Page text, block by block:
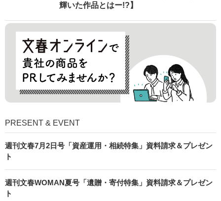
輝いた作品とはー!?】
PRESENT & EVENT
週刊文春7月2日号「資産運用・相続特集」資料請求＆プレゼン
ト
週刊文春WOMAN夏号「遺贈・寄付特集」資料請求＆プレゼン
ト